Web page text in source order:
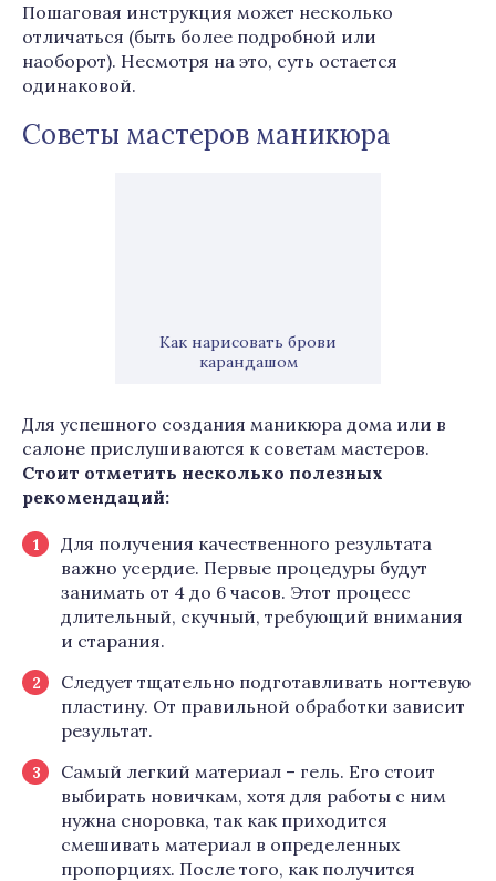
Пошаговая инструкция может несколько
отличаться (быть более подробной или
наоборот). Несмотря на это, суть остается
одинаковой.
Советы мастеров маникюра
Как нарисовать брови
карандашом
Для успешного создания маникюра дома или в
салоне прислушиваются к советам мастеров.
Стоит отметить несколько полезных
рекомендаций:
Для получения качественного результата
важно усердие. Первые процедуры будут
занимать от 4 до 6 часов. Этот процесс
длительный, скучный, требующий внимания
и старания.
Следует тщательно подготавливать ногтевую
пластину. От правильной обработки зависит
результат.
Самый легкий материал – гель. Его стоит
выбирать новичкам, хотя для работы с ним
нужна сноровка, так как приходится
смешивать материал в определенных
пропорциях. После того, как получится